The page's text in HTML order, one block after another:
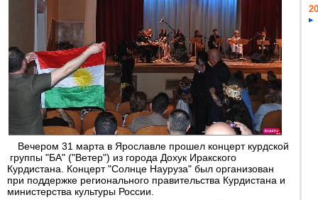
Вечером 31 марта в Ярославле прошел концерт курдской
группы "БA" ("Ветер") из города Дохук Иракского
Курдистана. Концерт "Солнце Науруза" был организован
при поддержке регионального правительства Курдистана и
министерства культуры России.